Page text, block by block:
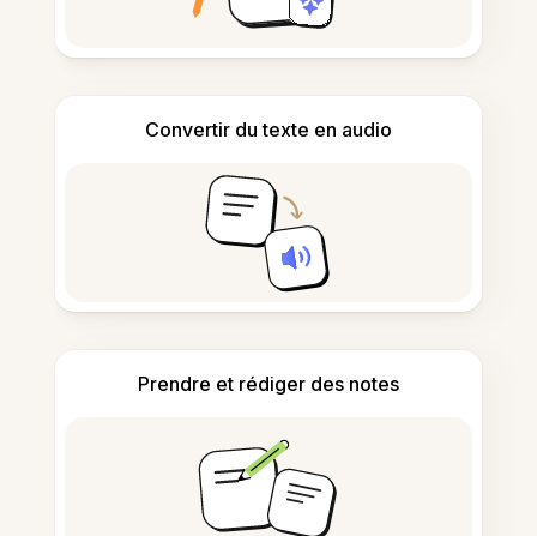
Convertir du texte en audio
Prendre et rédiger des notes